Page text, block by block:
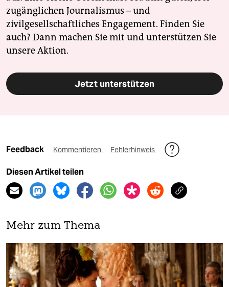
zugänglichen Journalismus – und
zivilgesellschaftliches Engagement. Finden Sie
auch? Dann machen Sie mit und unterstützen Sie
unsere Aktion.
Jetzt unterstützen
Feedback Kommentieren Fehlerhinweis
Diesen Artikel teilen
Mehr zum Thema